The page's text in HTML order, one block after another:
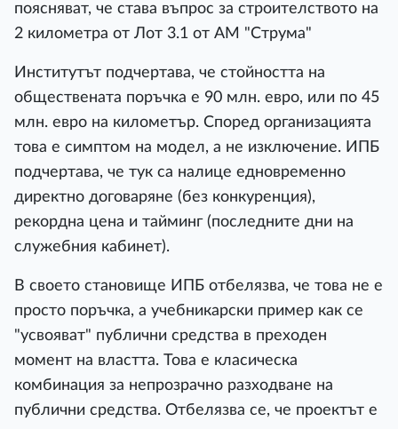
поясняват, че става въпрос за строителството на
2 километра от Лот 3.1 от АМ "Струма"
Институтът подчертава, че стойността на
обществената поръчка е 90 млн. евро, или по 45
млн. евро на километър. Според организацията
това е симптом на модел, а не изключение. ИПБ
подчертава, че тук са налице едновременно
директно договаряне (без конкуренция),
рекордна цена и тайминг (последните дни на
служебния кабинет).
В своето становище ИПБ отбелязва, че това не е
просто поръчка, а учебникарски пример как се
"усвояват" публични средства в преходен
момент на властта. Това е класическа
комбинация за непрозрачно разходване на
публични средства. Отбелязва се, че проектът е